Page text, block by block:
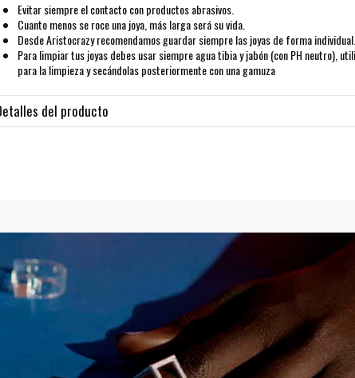
Evitar siempre el contacto con productos abrasivos.
Cuanto menos se roce una joya, más larga será su vida.
Desde Aristocrazy recomendamos guardar siempre las joyas de forma individual.
Para limpiar tus joyas debes usar siempre agua tibia y jabón (con PH neutro),
para la limpieza y secándolas posteriormente con una gamuza
del producto